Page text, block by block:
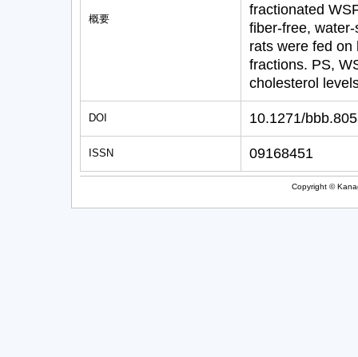
概要
fractionated
fiber-free,
rats were fed on
fractions. PS,
cholesterol
DOI 10.1271/
ISSN 09168451
Copyright ©